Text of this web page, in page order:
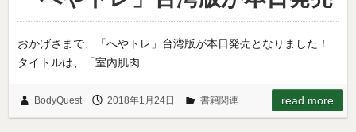
おかげさまで、「へやトレ」台湾版が本日発売となりました！
タイトルは、「室內肌肉…
BodyQuest 2018年1月24日 書籍関連 read more